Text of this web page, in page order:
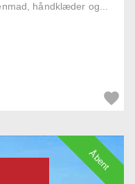
håndklæder og...
Åbent